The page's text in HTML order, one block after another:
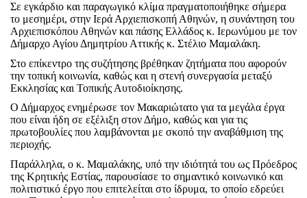
Σε εγκάρδιο και παραγωγικό κλίμα πραγματοποιήθηκε σήμερα
το μεσημέρι, στην Ιερά Αρχιεπισκοπή Αθηνών, η συνάντηση του
Αρχιεπισκόπου Αθηνών και πάσης Ελλάδος κ. Ιερωνύμου με τον
Δήμαρχο Αγίου Δημητρίου Αττικής κ. Στέλιο Μαμαλάκη.
Στο επίκεντρο της συζήτησης βρέθηκαν ζητήματα που αφορούν
την τοπική κοινωνία, καθώς και η στενή συνεργασία μεταξύ
Εκκλησίας και Τοπικής Αυτοδιοίκησης.
Ο Δήμαρχος ενημέρωσε τον Μακαριώτατο για τα μεγάλα έργα
που είναι ήδη σε εξέλιξη στον Δήμο, καθώς και για τις
πρωτοβουλίες που λαμβάνονται με σκοπό την αναβάθμιση της
περιοχής.
Παράλληλα, ο κ. Μαμαλάκης, υπό την ιδιότητά του ως Πρόεδρος
της Κρητικής Εστίας, παρουσίασε το σημαντικό κοινωνικό και
πολιτιστικό έργο που επιτελείται στο ίδρυμα, το οποίο εδρεύει